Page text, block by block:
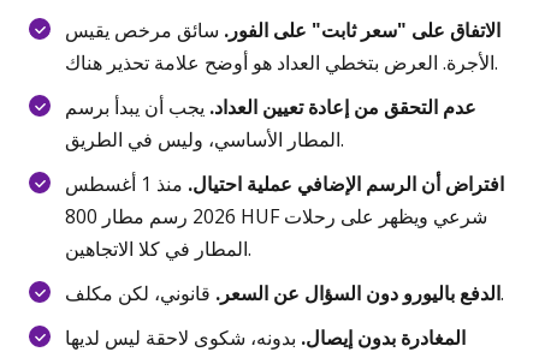
الاتفاق على "سعر ثابت" على الفور. سائق مرخص يقيس
الأجرة. العرض بتخطي العداد هو أوضح علامة تحذير هناك.
عدم التحقق من إعادة تعيين العداد. يجب أن يبدأ برسم
المطار الأساسي، وليس في الطريق.
افتراض أن الرسم الإضافي عملية احتيال.
منذ 1 أغسطس
2026 رسم مطار 800 HUF شرعي ويظهر على رحلات
المطار في كلا الاتجاهين.
الدفع باليورو دون السؤال عن السعر.قانوني، لكن مكلف.
المغادرة بدون إيصال. بدونه، شكوى لاحقة ليس لديها